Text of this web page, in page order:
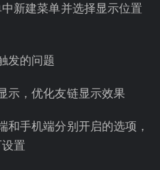
新建菜单并选择显示位置
发的问题
示，优化友链显示效果
和手机端分别开启的选项，
置